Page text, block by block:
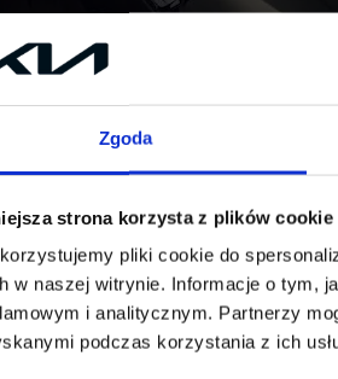
Zgoda
strona korzysta z plików cookie
pliki cookie do
w naszej witrynie. Informacje o tym,
i analitycznym. Partnerzy
podczas korzystania z ich
jubileuszowej jest dostępna w
Grey. Inne dostępne kolory to: